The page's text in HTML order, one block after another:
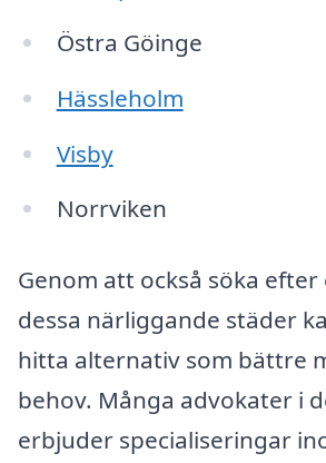
Östra Göinge
Hässleholm
Visby
Norrviken
Genom att också söka
dessa närliggande städer
hitta alternativ som bättre
behov. Många advokater i
erbjuder specialiseringar